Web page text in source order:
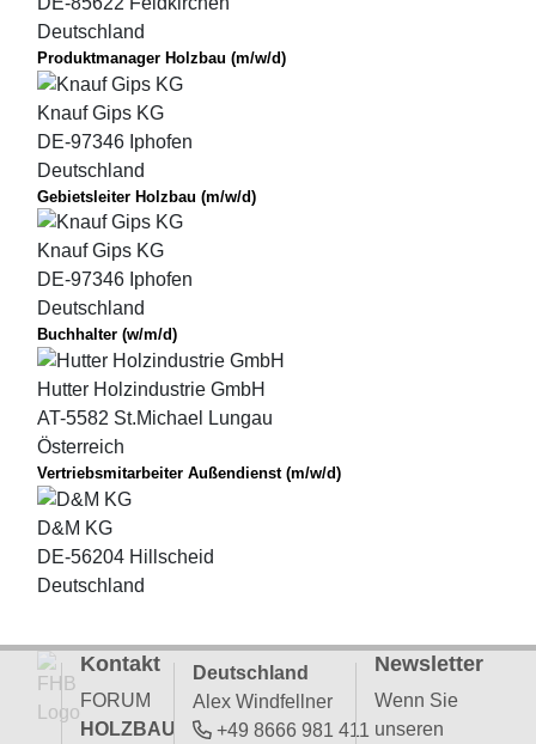
Deutschland
Produktmanager Holzbau (m/w/d)
Knauf Gips KG
DE-97346 Iphofen
Deutschland
Gebietsleiter Holzbau (m/w/d)
Knauf Gips KG
DE-97346 Iphofen
Deutschland
Buchhalter (w/m/d)
Hutter Holzindustrie GmbH
AT-5582 St.Michael Lungau
Österreich
Vertriebsmitarbeiter Außendienst (m/w/d)
D&M KG
DE-56204 Hillscheid
Deutschland
Kontakt
FORUM
HOLZBAU
Deutschland
Alex Windfellner
+49 8666 981 411
Newsletter
Wenn Sie
unseren